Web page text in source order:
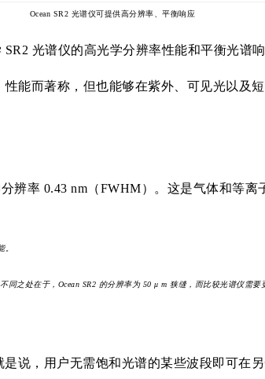
Ocean SR2 光谱仪可提供高分辨率、平衡响应
光谱仪的高光学分辨率性能和平衡光谱
能而著称，但也能够在紫外、可见光以及
辨率 0.43 nm（FWHM）。这是气体和等
之处在于，Ocean SR2 的分辨率为 50 μ m 狭缝，而比较光谱仪需要
说，用户无需饱和光谱的某些波段即可在